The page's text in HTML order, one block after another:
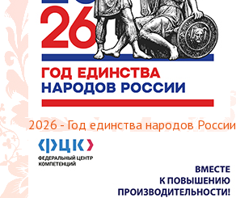
2026 - Год единства народов России